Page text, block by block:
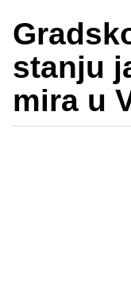
stanju
mira u